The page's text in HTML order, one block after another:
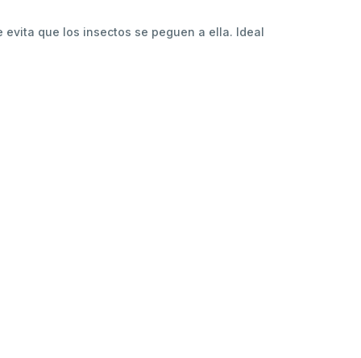
evita que los insectos se peguen a ella. Ideal